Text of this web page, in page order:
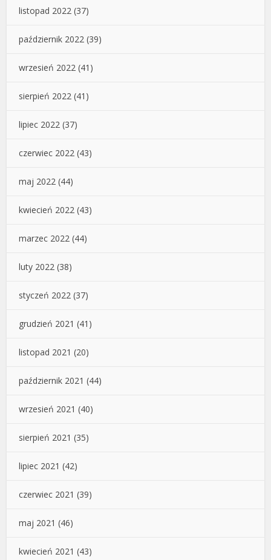
listopad 2022 (37)
październik 2022 (39)
wrzesień 2022 (41)
sierpień 2022 (41)
lipiec 2022 (37)
czerwiec 2022 (43)
maj 2022 (44)
kwiecień 2022 (43)
marzec 2022 (44)
luty 2022 (38)
styczeń 2022 (37)
grudzień 2021 (41)
listopad 2021 (20)
październik 2021 (44)
wrzesień 2021 (40)
sierpień 2021 (35)
lipiec 2021 (42)
czerwiec 2021 (39)
maj 2021 (46)
kwiecień 2021 (43)